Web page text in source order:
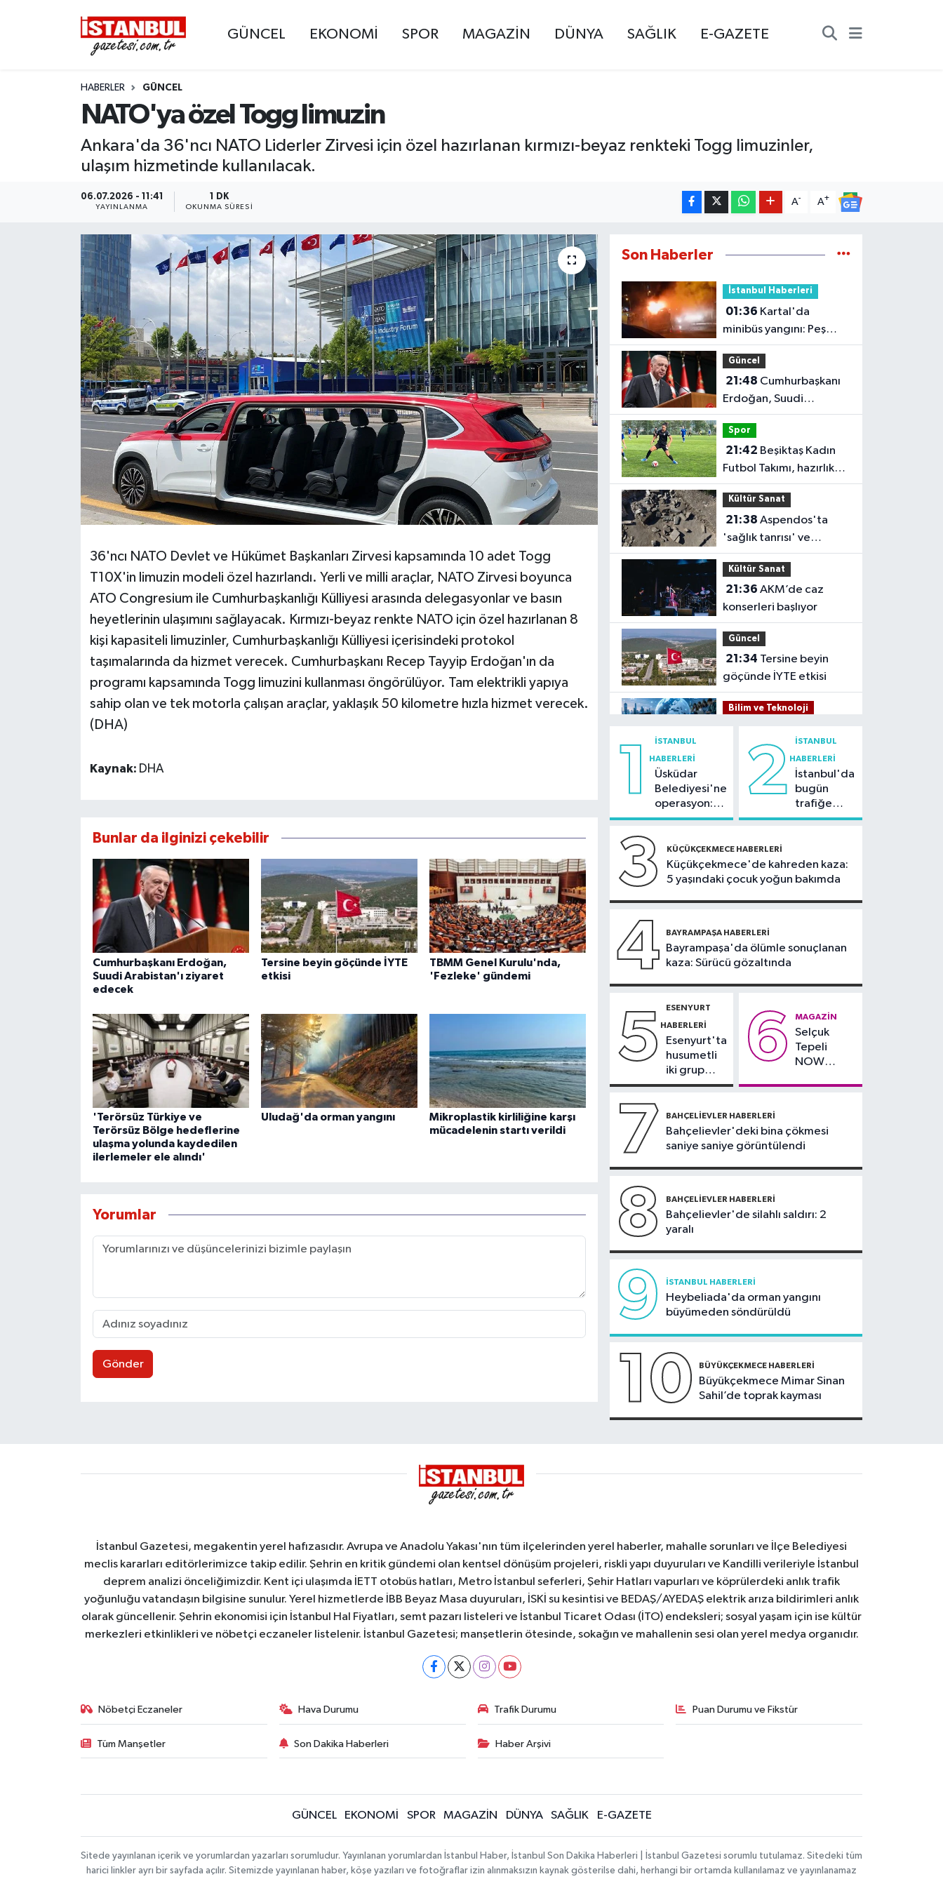
GÜNCEL EKONOMİ SPOR MAGAZİN DÜNYA SAĞLIK E-GAZETE
HABERLER GÜNCEL
NATO'ya özel Togg limuzin
Ankara'da 36'ncı NATO Liderler Zirvesi için özel hazırlanan kırmızı-beyaz renkteki Togg limuzinler,
ulaşım hizmetinde kullanılacak.
06.07.2026 - 11:41
YAYINLANMA
1 DK
OKUNMA SÜRESI
A- A+
36'ncı NATO Devlet ve Hükümet Başkanları Zirvesi kapsamında 10 adet Togg
T10X'in limuzin modeli özel hazırlandı. Yerli ve milli araçlar, NATO Zirvesi boyunca
ATO Congresium ile Cumhurbaşkanlığı Külliyesi arasında delegasyonlar ve basın
heyetlerinin ulaşımını sağlayacak. Kırmızı-beyaz renkte NATO için özel hazırlanan 8
kişi kapasiteli limuzinler, Cumhurbaşkanlığı Külliyesi içerisindeki protokol
taşımalarında da hizmet verecek. Cumhurbaşkanı Recep Tayyip Erdoğan'ın da
programı kapsamında Togg limuzini kullanması öngörülüyor. Tam elektrikli yapıya
sahip olan ve tek motorla çalışan araçlar, yaklaşık 50 kilometre hızla hizmet verecek.
(DHA)
Kaynak: DHA
Bunlar da ilginizi çekebilir
Cumhurbaşkanı Erdoğan,
Suudi Arabistan'ı ziyaret
edecek
Tersine beyin göçünde İYTE
etkisi
TBMM Genel Kurulu'nda,
'Fezleke' gündemi
'Terörsüz Türkiye ve
Terörsüz Bölge hedeflerine
ulaşma yolunda kaydedilen
ilerlemeler ele alındı'
Uludağ'da orman yangını
Mikroplastik kirliliğine karşı
mücadelenin startı verildi
Yorumlar
Gönder
Son Haberler
İstanbul Haberleri
01:36
minibüs yangını: Peş
peşe patlamalar paniğe
neden oldu
Güncel
21:48
Erdoğan, Suudi
Arabistan'ı ziyaret
edecek
Spor
21:42
Futbol Takımı, hazırlık
maçında FOMGET'i 3-1
mağlup etti
Kültür Sanat
21:38
'sağlık tanrısı' ve
oğlunun heykeli bulundu
Kültür Sanat
21:36
konserleri başlıyor
Güncel
21:34
göçünde İYTE etkisi
Bilim ve Teknoloji
bireylerin oranı yüzde
92,3 oldu
Bilim ve Teknoloji
21:235G abone sayısı
4 ayda 44,5 milyona
Kültür Sanat
21:21Esenler
Belediyesi vatandaşları
yazlık sinemada
21:17"Karaciğerim
yağlı" demeyin,
önlemini alın
1 İSTANBUL
HABERLERI
Üsküdar
Belediyesi'ne
operasyon:
Sinem
tutuklama
talebi
2 İSTANBUL
HABERLERI
İstanbul'da
bugün
trafiğe
dikkat:
bazı yollar
kapatılacak
3 KÜÇÜKÇEKMECE HABERLERI
Küçükçekmece'de kahreden kaza:
5 yaşındaki çocuk yoğun bakımda
4 BAYRAMPAŞA HABERLERI
Bayrampaşa'da ölümle sonuçlanan
kaza: Sürücü gözaltında
5 ESENYURT
HABERLERI
Esenyurt'ta
husumetli
iki grup
arasında
kavga
6 MAGAZIN
Selçuk
Tepeli
NOW
7 BAHÇELIEVLER HABERLERI
Bahçelievler'deki bina çökmesi
saniye saniye görüntülendi
8 BAHÇELIEVLER HABERLERI
Bahçelievler'de silahlı saldırı: 2
yaralı
9 İSTANBUL HABERLERI
Heybeliada'da orman yangını
büyümeden söndürüldü
10 BÜYÜKÇEKMECE HABERLERI
Büyükçekmece Mimar Sinan
Sahil’de toprak kayması
İstanbul Gazetesi, megakentin yerel hafızasıdır. Avrupa ve Anadolu Yakası'nın tüm ilçelerinden yerel haberler, mahalle sorunları ve İlçe Belediyesi
meclis kararları editörlerimizce takip edilir. Şehrin en kritik gündemi olan kentsel dönüşüm projeleri, riskli yapı duyuruları ve Kandilli verileriyle İstanbul
deprem analizi önceliğimizdir. Kent içi ulaşımda İETT otobüs hatları, Metro İstanbul seferleri, Şehir Hatları vapurları ve köprülerdeki anlık trafik
yoğunluğu vatandaşın bilgisine sunulur. Yerel hizmetlerde İBB Beyaz Masa duyuruları, İSKİ su kesintisi ve BEDAŞ/AYEDAŞ elektrik arıza bildirimleri anlık
olarak güncellenir. Şehrin ekonomisi için İstanbul Hal Fiyatları, semt pazarı listeleri ve İstanbul Ticaret Odası (İTO) endeksleri; sosyal yaşam için ise kültür
merkezleri etkinlikleri ve nöbetçi eczaneler listelenir. İstanbul Gazetesi; manşetlerin ötesinde, sokağın ve mahallenin sesi olan yerel medya organıdır.
Nöbetçi Eczaneler Hava Durumu Trafik Durumu Puan Durumu ve Fikstür
Tüm Manşetler Son Dakika Haberleri Haber Arşivi
GÜNCEL EKONOMİ SPOR MAGAZİN DÜNYA SAĞLIK E-GAZETE
Sitede yayınlanan içerik ve yorumlardan yazarları sorumludur. Yayınlanan yorumlardan İstanbul Haber, İstanbul Son Dakika Haberleri | İstanbul Gazetesi sorumlu tutulamaz. Sitedeki tüm
harici linkler ayrı bir sayfada açılır. Sitemizde yayınlanan haber, köşe yazıları ve fotoğraflar izin alınmaksızın kaynak gösterilse dahi, herhangi bir ortamda kullanılamaz ve yayınlanamaz
EKONOMİ
İSTANBUL
MAGAZİN
KÜLTÜR SANAT
SAĞLIK
BİLİM VE TEKNOLOJİ
OTOMOBİL
KURUMSAL
Nöbetçi Eczaneler
Hava Durumu
Trafik Durumu
Süper Lig Puan Durumu ve Fikstür
Tüm Manşetler
Son Dakika Haberleri
Haber Arşivi